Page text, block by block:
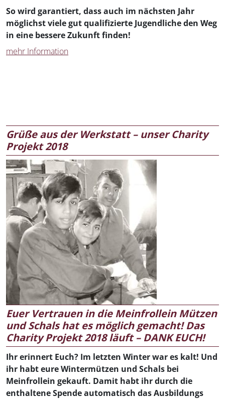
So wird garantiert, dass auch im nächsten Jahr
möglichst viele gut qualifizierte Jugendliche den Weg
in eine bessere Zukunft finden!
mehr Information
Grüße aus der Werkstatt – unser Charity
Projekt 2018
Euer Vertrauen in die Meinfrollein Mützen
und Schals hat es möglich gemacht! Das
Charity Projekt 2018 läuft – DANK EUCH!
Ihr erinnert Euch? Im letzten Winter war es kalt! Und
ihr habt eure Wintermützen und Schals bei
Meinfrollein gekauft. Damit habt ihr durch die
enthaltene Spende automatisch das Ausbildungs